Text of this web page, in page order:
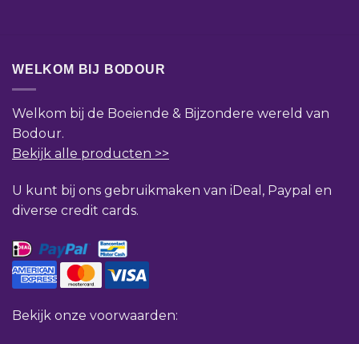
WELKOM BIJ BODOUR
Welkom bij de Boeiende & Bijzondere wereld van
Bodour.
Bekijk alle producten >>
U kunt bij ons gebruikmaken van iDeal, Paypal en
diverse credit cards.
Bekijk onze voorwaarden: